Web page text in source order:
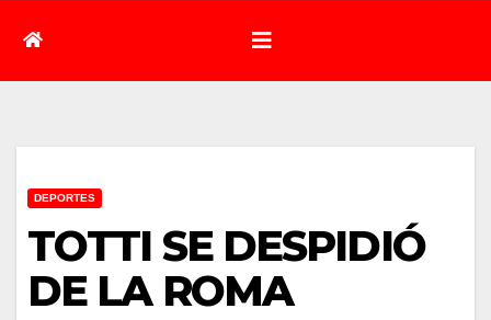
DEPORTES
TOTTI SE DESPIDIÓ
DE LA ROMA